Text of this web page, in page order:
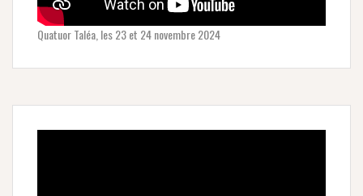
Quatuor Taléa, les 23 et 24 novembre 2024